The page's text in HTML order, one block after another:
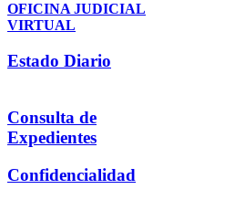
OFICINA JUDICIAL
VIRTUAL
Estado Diario
Consulta de
Expedientes
Confidencialidad